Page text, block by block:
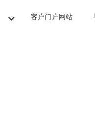
客户门户网站